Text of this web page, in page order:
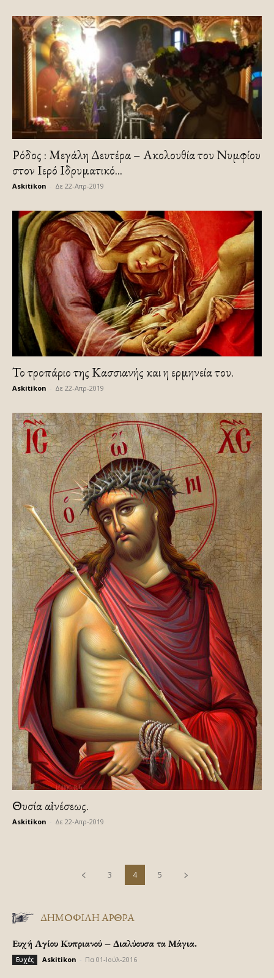
Ρόδος : Μεγάλη Δευτέρα – Ακολουθία του Νυμφίου
στον Ιερό Ιδρυματικό...
Askitikon Δε 22-Απρ-2019
Το τροπάριο της Κασσιανής και η ερμηνεία του.
Askitikon Δε 22-Απρ-2019
Θυσία αἰνέσεως.
Askitikon Δε 22-Απρ-2019
3 4 5
ΔΗΜΟΦΙΛΗ ΑΡΘΡΑ
Ευχή Αγίου Κυπριανού – Διαλύουσα τα Μάγια.
Ευχές Askitikon Πα 01-Ιούλ-2016